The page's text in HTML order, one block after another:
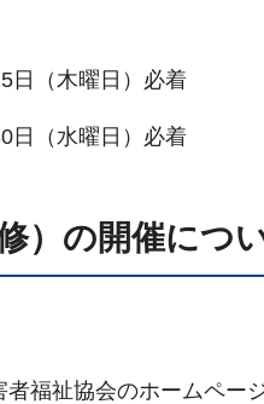
日（木曜日）必着
日（水曜日）必着
）の開催につ
福祉協会のホームペー